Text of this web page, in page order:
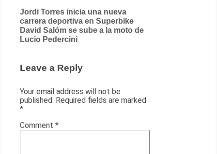
Post
navigation
Jordi Torres inicia una nueva
carrera deportiva en Superbike
David Salóm se sube a la moto de
Lucio Pedercini
Leave a Reply
Your email address will not be
published. Required fields are marked
*
Comment *